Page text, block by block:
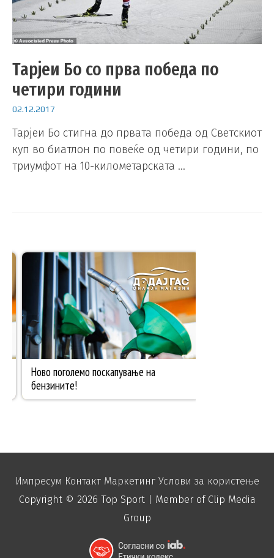
Тарјеи Бо со прва победа по
четири години
02.12.2017
Тарјеи Бо стигна до првата победа од Светскиот
куп во биатлон по повеќе од четири години, по
триумфот на 10-километарската …
Импресум Контакт Маркетинг Услови за користење
Copyright © 2026 Top Sport| Member of Clip Media
Group